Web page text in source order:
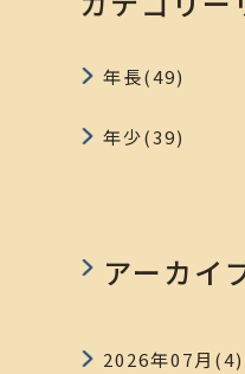
年長(49)
年少(39)
アーカイ
2026年07月(4)